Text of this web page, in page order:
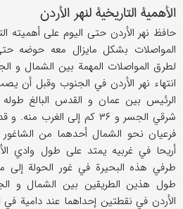
الأهمیة التاریخیة لنهر الأردن
حافظ نهر الأردن حتی الیوم علی أهمیته
المواصلات بشکل مایزال معه حوضه
لطرق المواصلات المهمة بین الشمال و
انتهاء نهر الأردن في الجنوب وقبل أن
شرقي الجسر و ۳۶ کم إلی
فرعیان نحو الشمال أحدهما من الشاغور
أریحا في غربیه یمتد علی طول وادي
طرفي هذه البحیرة في غور الحولة إلی
طول هذین الطریقین بین الشمال و
الأردن في نقطتین إحداهما عند دامیة